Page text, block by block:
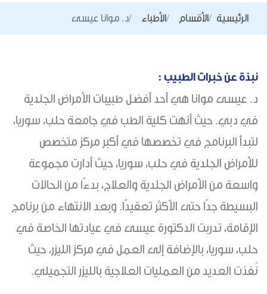
الرئيسية الأقسام الأطباء د. موانا عيسى
نبذة عن خبرات الطبيب :
د. عيسى موانا هي أحد أفضل طبيبات الأمراض الجلدية
في دبي. حيث أنهت كلية الطب في جامعة حلب، سوريا،
لتبدأ البرنامج في تخصصها في أكبر مركز متخصص
للأمراض الجلدية في حلب، سوريا، حيث أدارت مجموعة
واسعة من الأمراض الجلدية والعلاج، بدءًا من الحالات
البسيطة جدًا حتى الأكثر تعقيدًا. وبعد الانتهاء من برنامج
الإقامة، تدربت الدكتورة عيسى في عيادتها الخاصة في
حلب، سوريا، بالإضافة إلى العمل في مركز الليزر، حيث
نُفذت العديد من العمليات العلاجية بالليزر التجميلي.